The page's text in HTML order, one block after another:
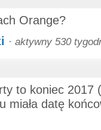
Orange?
· aktywny 530
to koniec 2017
miała datę